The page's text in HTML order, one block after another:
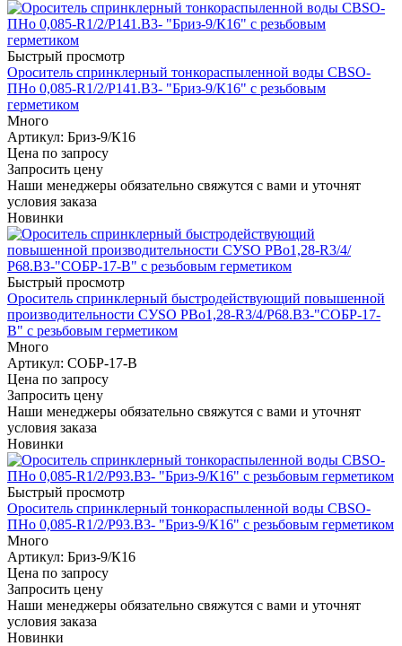
Быстрый просмотр
Ороситель спринклерный тонкораспыленной воды СВSО-
ПНо 0,085-R1/2/P141.В3- "Бриз-9/К16" с резьбовым
герметиком
Много
Артикул: Бриз-9/К16
Цена по запросу
Запросить цену
Наши менеджеры обязательно свяжутся с вами и уточнят
условия заказа
Новинки
Быстрый просмотр
Ороситель спринклерный быстродействующий повышенной
производительности СУSO РВо1,28-R3/4/Р68.ВЗ-"СОБР-17-
В" с резьбовым герметиком
Много
Артикул: СОБР-17-В
Цена по запросу
Запросить цену
Наши менеджеры обязательно свяжутся с вами и уточнят
условия заказа
Новинки
Быстрый просмотр
Ороситель спринклерный тонкораспыленной воды СВSО-
ПНо 0,085-R1/2/P93.В3- "Бриз-9/К16" с резьбовым герметиком
Много
Артикул: Бриз-9/К16
Цена по запросу
Запросить цену
Наши менеджеры обязательно свяжутся с вами и уточнят
условия заказа
Новинки